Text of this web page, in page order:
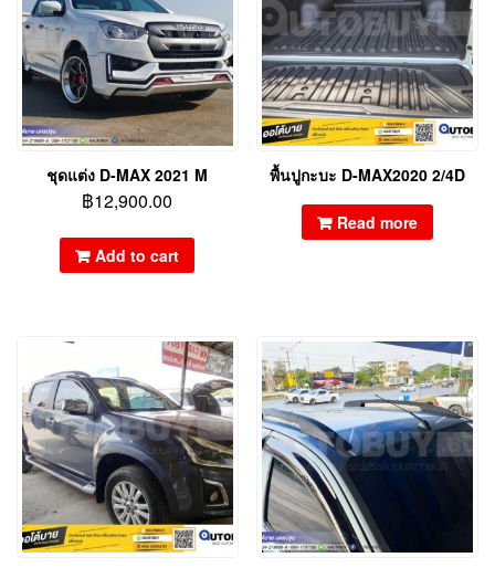
ชุดแต่ง D-MAX 2021 M
฿12,900.00
Add to cart
พื้นปูกะบะ D-MAX2020 2/4D
Read more